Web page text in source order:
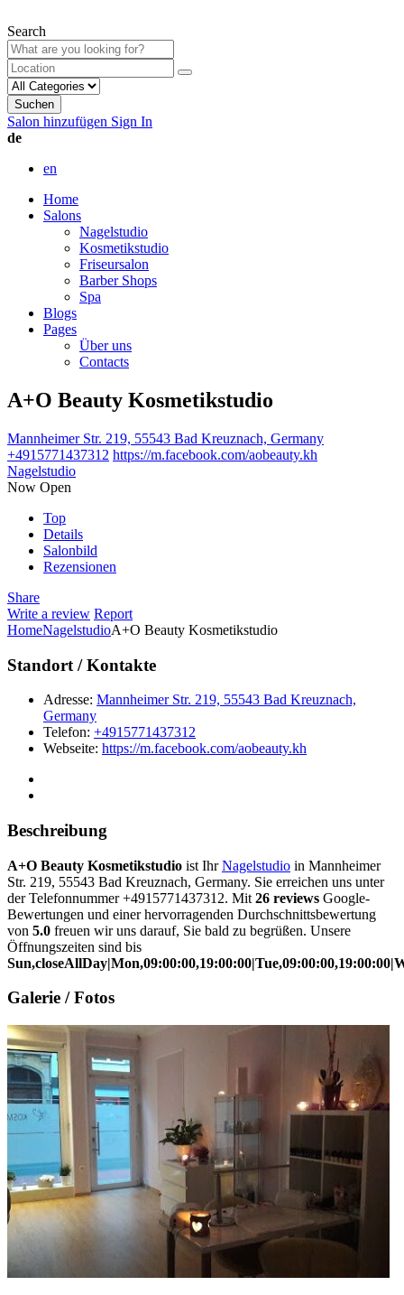
Search
Suchen
Salon hinzufügen Sign In
de
en
Home
Salons
Nagelstudio
Kosmetikstudio
Friseursalon
Barber Shops
Spa
Blogs
Pages
Über uns
Contacts
A+O Beauty Kosmetikstudio
Mannheimer Str. 219, 55543 Bad Kreuznach, Germany
+4915771437312 https://m.facebook.com/aobeauty.kh
Nagelstudio
Now Open
Top
Details
Salonbild
Rezensionen
Share
Write a review Report
HomeNagelstudioA+O Beauty Kosmetikstudio
Standort / Kontakte
Adresse: Mannheimer Str. 219, 55543 Bad Kreuznach,
Germany
Telefon: +4915771437312
Webseite: https://m.facebook.com/aobeauty.kh
Beschreibung
A+O Beauty Kosmetikstudio ist IhrNagelstudio in Mannheimer
Str. 219, 55543 Bad Kreuznach, Germany. Sie erreichen uns unter
der Telefonnummer +4915771437312. Mit 26 reviews Google-
Bewertungen und einer hervorragenden Durchschnittsbewertung
von 5.0 freuen wir uns darauf, Sie bald zu begrüßen. Unsere
Öffnungszeiten sind bis
Galerie / Fotos